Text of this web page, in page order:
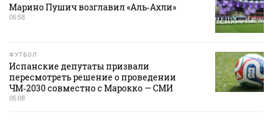
Марино Пушич возглавил «Аль‑Ахли»
05:58
ФУТБОЛ
Испанские депутаты призвали
пересмотреть решение о проведении
ЧМ‑2030 совместно с Марокко — СМИ
05:08